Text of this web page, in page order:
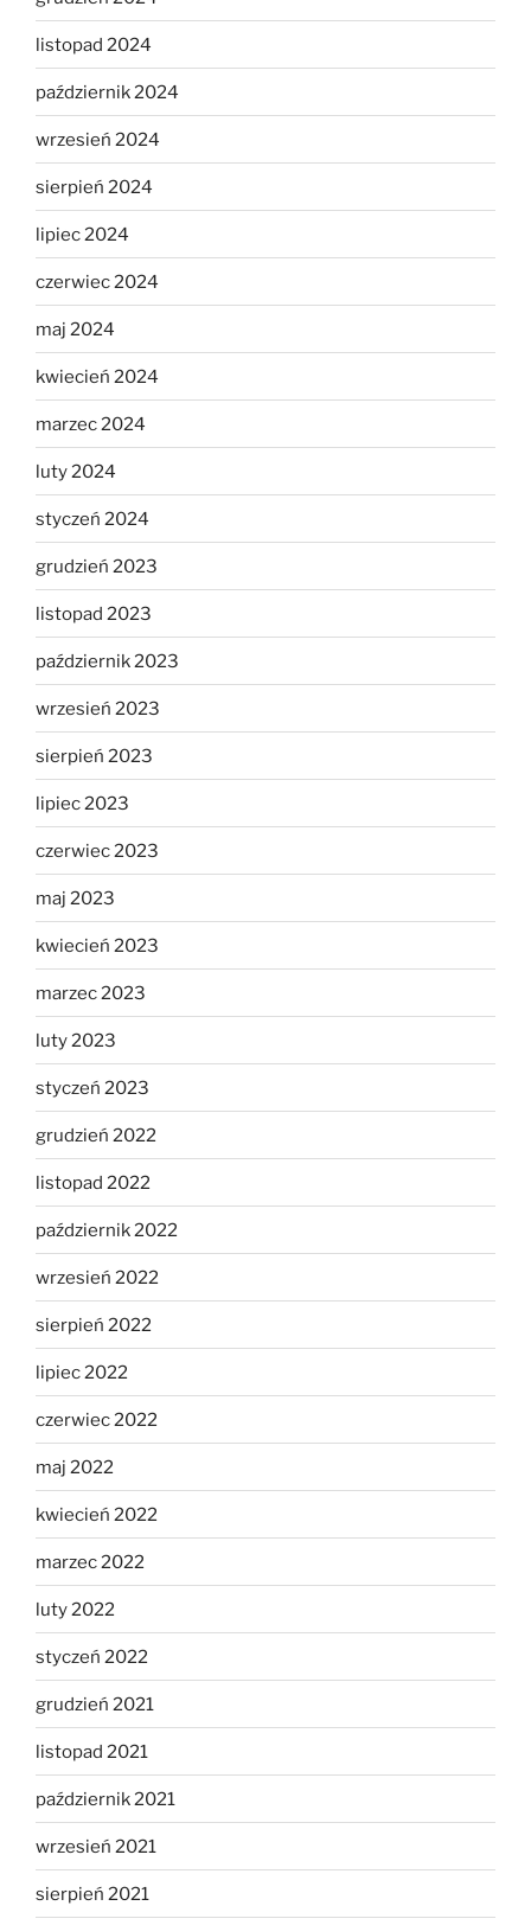
listopad 2024
październik 2024
wrzesień 2024
sierpień 2024
lipiec 2024
czerwiec 2024
maj 2024
kwiecień 2024
marzec 2024
luty 2024
styczeń 2024
grudzień 2023
listopad 2023
październik 2023
wrzesień 2023
sierpień 2023
lipiec 2023
czerwiec 2023
maj 2023
kwiecień 2023
marzec 2023
luty 2023
styczeń 2023
grudzień 2022
listopad 2022
październik 2022
wrzesień 2022
sierpień 2022
lipiec 2022
czerwiec 2022
maj 2022
kwiecień 2022
marzec 2022
luty 2022
styczeń 2022
grudzień 2021
listopad 2021
październik 2021
wrzesień 2021
sierpień 2021